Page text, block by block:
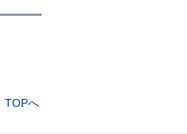
TOPへ